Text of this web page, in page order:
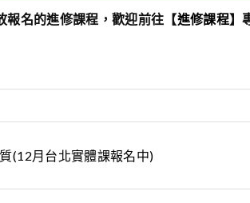
報名的進修課程，歡迎前往【進修課程】
(12月台北實體課報名中)